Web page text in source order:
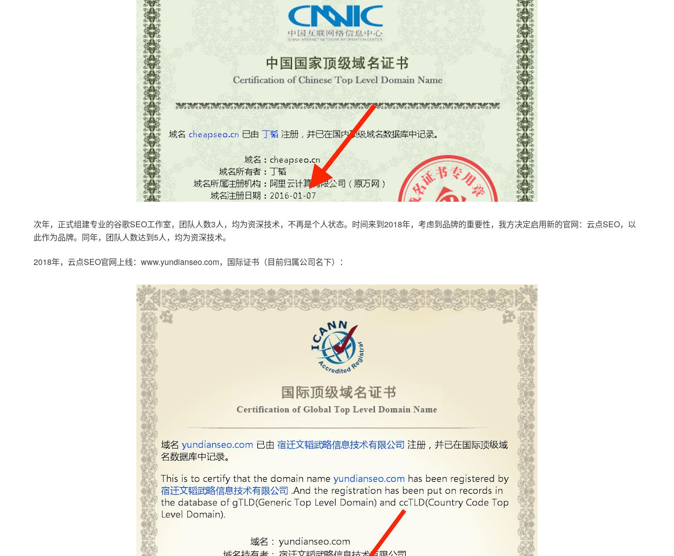
次年，正式组建专业的谷歌SEO工作室，团队人数3人，均为资深技术，不再是个人状态。时间来到2018年，考虑到品牌的重要性，我方决定启用新的官网：云点SEO，以
此作为品牌。同年，团队人数达到5人，均为资深技术。
2018年，云点SEO官网上线：www.yundianseo.com，国际证书（目前归属公司名下）：